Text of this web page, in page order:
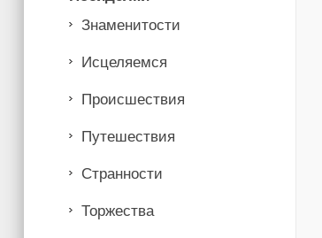
Знаменитости
Иcцеляемся
Происшествия
Путешествия
Странности
Торжества